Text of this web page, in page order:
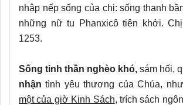
nhập nếp sống của chị: sống thanh
những nữ tu Phanxicô tiên khởi.
1253.
Sống tinh thần nghèo khó, sám hối,
nhậntình yêu thương của Chúa,
một của giờ Kinh Sách, trích sách